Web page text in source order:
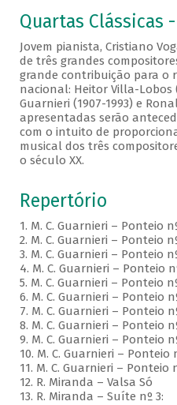
Quartas Clássicas -
Jovem pianista, Cristiano
de três grandes
grande contribuição para o
nacional: Heitor Villa-Lobos
Guarnieri (1907-1993) e
apresentadas serão
com o intuito de
musical dos três
o século XX.
Repertório
1. M. C. Guarnieri – Ponteio
2. M. C. Guarnieri – Ponteio
3. M. C. Guarnieri – Ponteio
4. M. C. Guarnieri – Ponteio
5. M. C. Guarnieri – Ponteio
6. M. C. Guarnieri – Ponteio
7. M. C. Guarnieri – Ponteio
8. M. C. Guarnieri – Ponteio
9. M. C. Guarnieri – Ponteio
10. M. C. Guarnieri – Ponteio
11. M. C. Guarnieri – Ponteio
12. R. Miranda – Valsa Só
13. R. Miranda – Suíte nº 3: